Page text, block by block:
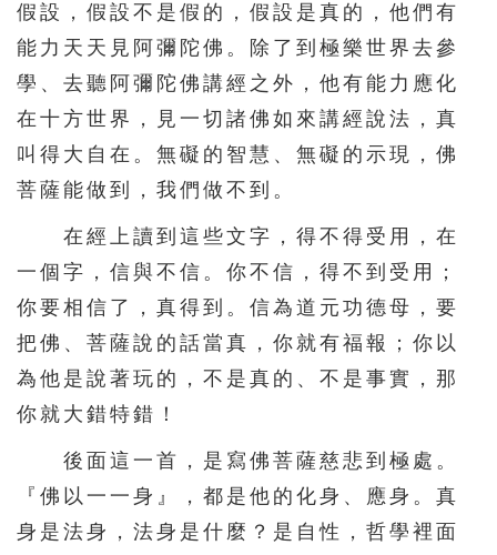
假設，假設不是假的，假設是真的，他們有
能力天天見阿彌陀佛。除了到極樂世界去參
學、去聽阿彌陀佛講經之外，他有能力應化
在十方世界，見一切諸佛如來講經說法，真
叫得大自在。無礙的智慧、無礙的示現，佛
菩薩能做到，我們做不到。
在經上讀到這些文字，得不得受用，在
一個字，信與不信。你不信，得不到受用；
你要相信了，真得到。信為道元功德母，要
把佛、菩薩說的話當真，你就有福報；你以
為他是說著玩的，不是真的、不是事實，那
你就大錯特錯！
後面這一首，是寫佛菩薩慈悲到極處。
『佛以一一身』，都是他的化身、應身。真
身是法身，法身是什麼？是自性，哲學裡面